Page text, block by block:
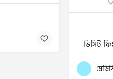
ভিসিট